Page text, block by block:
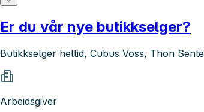
Er du vår nye butikkselger?
Butikkselger heltid, Cubus Voss, Thon
Arbeidsgiver